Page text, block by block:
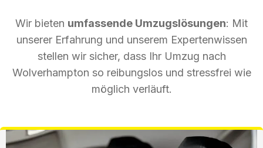
Wir bieten umfassende Umzugslösungen: Mit
unserer Erfahrung und unserem Expertenwissen
stellen wir sicher, dass Ihr Umzug nach
Wolverhampton so reibungslos und stressfrei wie
möglich verläuft.